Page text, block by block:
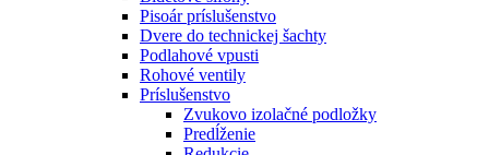
Pisoár príslušenstvo
Dvere do technickej šachty
Podlahové vpusti
Rohové ventily
Príslušenstvo
Zvukovo izolačné podložky
Predĺženie